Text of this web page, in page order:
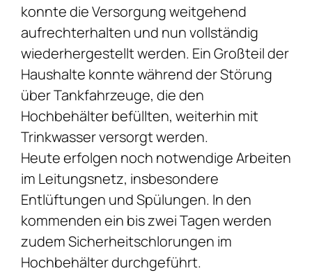
konnte die Versorgung weitgehend
aufrechterhalten und nun vollständig
wiederhergestellt werden. Ein Großteil der
Haushalte konnte während der Störung
über Tankfahrzeuge, die den
Hochbehälter befüllten, weiterhin mit
Trinkwasser versorgt werden.
Heute erfolgen noch notwendige Arbeiten
im Leitungsnetz, insbesondere
Entlüftungen und Spülungen. In den
kommenden ein bis zwei Tagen werden
zudem Sicherheitschlorungen im
Hochbehälter durchgeführt.